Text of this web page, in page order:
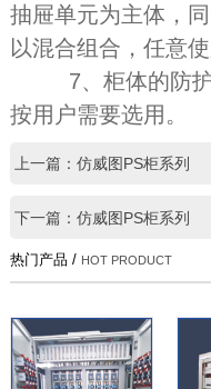
抽屉单元为主体，
以混合组合，任意使
7、柜体的防
按用户需要选用。
上一篇：仿威图PS柜系列
下一篇：仿威图PS柜系列
热门产品 / HOT PRODUCT